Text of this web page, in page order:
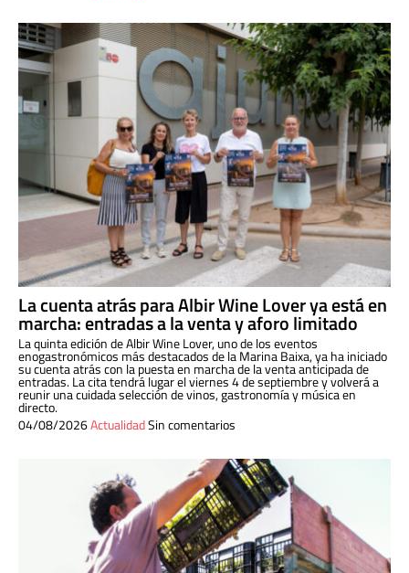
La cuenta atrás para Albir Wine Lover ya está en
marcha: entradas a la venta y aforo limitado
La quinta edición de Albir Wine Lover, uno de los eventos
enogastronómicos más destacados de la Marina Baixa, ya ha iniciado
su cuenta atrás con la puesta en marcha de la venta anticipada de
entradas. La cita tendrá lugar el viernes 4 de septiembre y volverá a
reunir una cuidada selección de vinos, gastronomía y música en
directo.
04/08/2026ActualidadSin comentarios